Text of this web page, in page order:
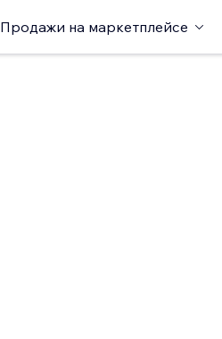
Продажи на маркетплейсе